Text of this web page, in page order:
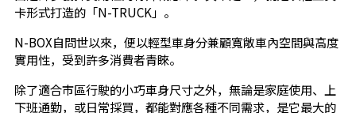
卡形式打造的「N-TRUCK」。
N-BOX自問世以來，便以輕型車身分兼顧寬敞車內空間與高度
實用性，受到許多消費者青睞。
除了適合市區行駛的小巧車身尺寸之外，無論是家庭使用、上
下班通勤，或日常採買，都能對應各種不同需求，是它最大的